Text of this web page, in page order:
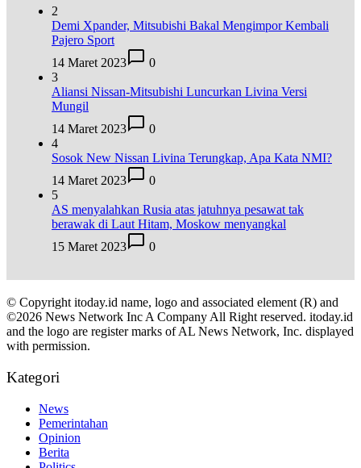
2
Demi Xpander, Mitsubishi Bakal Mengimpor Kembali
Pajero Sport
14 Maret 2023
0
3
Aliansi Nissan-Mitsubishi Luncurkan Livina Versi
Mungil
14 Maret 2023
0
4
Sosok New Nissan Livina Terungkap, Apa Kata NMI?
14 Maret 2023
0
5
AS menyalahkan Rusia atas jatuhnya pesawat tak
berawak di Laut Hitam, Moskow menyangkal
15 Maret 2023
0
© Copyright itoday.id name, logo and associated element (R) and
©2026 News Network Inc A Company All Right reserved. itoday.id
and the logo are register marks of AL News Network, Inc. displayed
with permission.
Kategori
News
Pemerintahan
Opinion
Berita